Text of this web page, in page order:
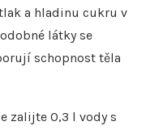
a hladinu cukru v
látky se
schopnost těla
zalijte 0,3 l vody s